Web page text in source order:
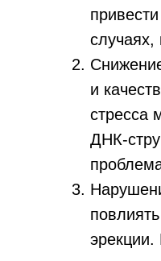
случаях,
и
стресса
ДНК-
эрекции.